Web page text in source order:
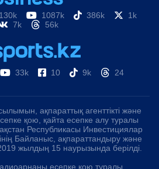
130k 1087k 386k
1k
7k
56k
33k 10 9k 24
ақпараттық агенттікті және
қою, қайта есепке алу туралы
Республикасы Инвестициялар
Байланыс, ақпараттандыру және
жылдың 15 наурызында берілді.
есепке қою туралы